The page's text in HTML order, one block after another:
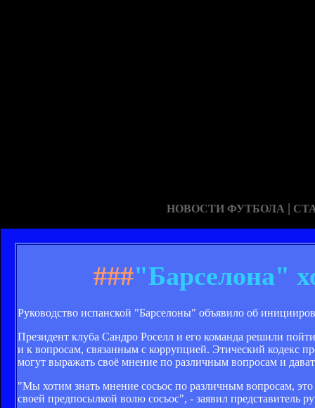
НОВОСТИ ФУТБОЛА |
###"Барселона"
Руководство испанской "Барселоны" объявило об
Президент клуба Сандро Роселл и его команда решили
и к вопросам, связанным с коррупцией. Этический кодекс
могут выражать своё мнение по различным вопросам и
"Мы хотим знать мнение сосьос по различным вопросам,
своей предпосылкой волю сосьос", - заявил представитель